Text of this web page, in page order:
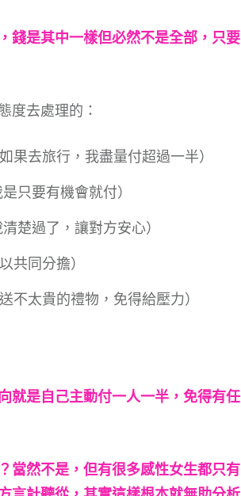
錢是其中一樣但必然不是全部，只要
度去處理的：
果去旅行，我盡量付超過一半）
只要有機會就付）
楚過了，讓對方安心）
共同分擔）
不太貴的禮物，免得給壓力）
就是自己主動付一人一半，免得有任
當然不是，但有很多感性女生都只有